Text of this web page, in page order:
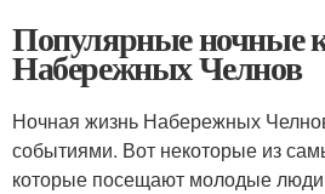
Популярные ночные
Набережных Челнов
Ночная жизнь Набережных
событиями. Вот некоторые из
которые посещают молодые